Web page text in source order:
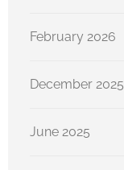
February 2026
December 2025
June 2025